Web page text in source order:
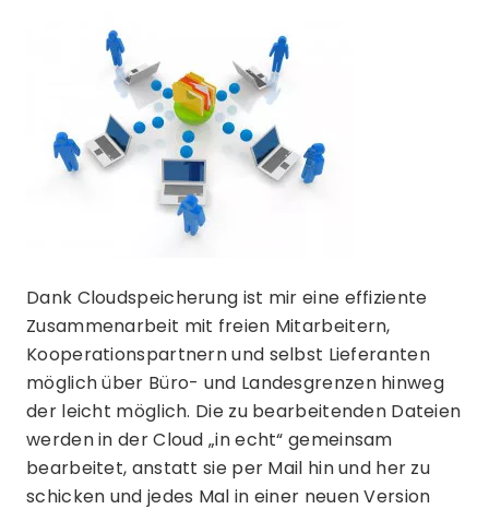
Dank Cloudspeicherung ist mir eine effiziente
Zusammenarbeit mit freien Mitarbeitern,
Kooperationspartnern und selbst Lieferanten
möglich über Büro- und Landesgrenzen hinweg
der leicht möglich. Die zu bearbeitenden Dateien
werden in der Cloud „in echt“ gemeinsam
bearbeitet, anstatt sie per Mail hin und her zu
schicken und jedes Mal in einer neuen Version